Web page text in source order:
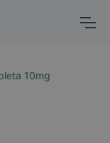
10mg